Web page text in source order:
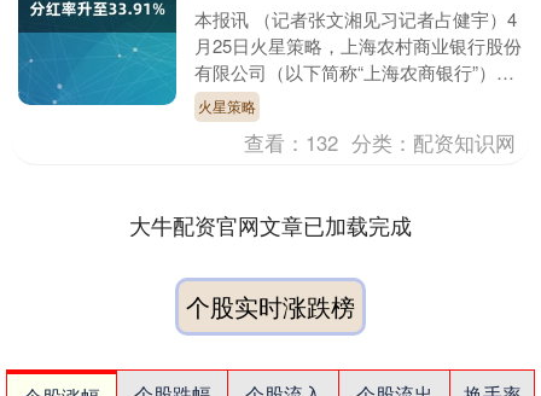
本报讯 （记者张文湘见习记者占健宇）4
月25日火星策略，上海农村商业银行股份
有限公司（以下简称“上海农商银行”）召
开2024年度业绩说明会。 该行董事长徐
力在业....
火星策略
查看： 132 分类： 配资知识网
大牛配资官网文章已加载完成
个股实时涨跌榜